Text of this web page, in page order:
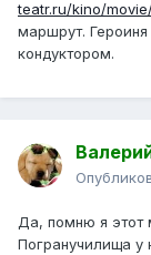
teatr.ru/kino/
маршрут.
кондуктором.
Да, помню я этот
Погранучилища